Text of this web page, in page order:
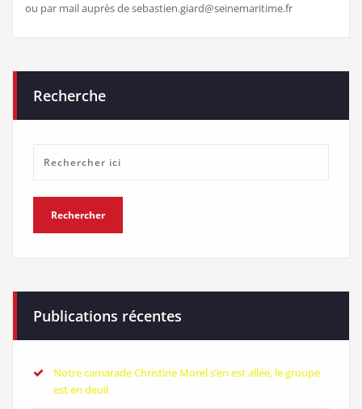
ou par mail auprès de sebastien.giard@seinemaritime.fr
Recherche
Publications récentes
Notre camarade Christine Morel s’en est allée, le groupe
est en deuil